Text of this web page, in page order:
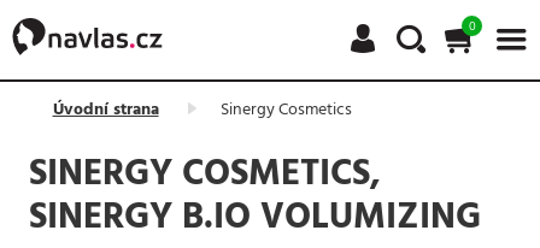
0
Úvodní strana Sinergy Cosmetics
SINERGY COSMETICS,
SINERGY B.IO VOLUMIZING